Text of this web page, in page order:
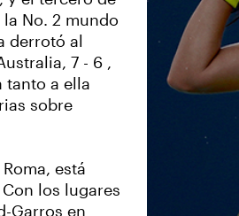
No. 2 mundo
derrotó al
7 - 6 ,
tanto a ella
sobre
está
los lugares
Garros en